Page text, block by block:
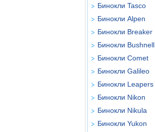
Бинокли Tasco
Бинокли Alpen
Бинокли Breaker
Бинокли Bushnell
Бинокли Comet
Бинокли Galileo
Бинокли Leapers
Бинокли Nikon
Бинокли Nikula
Бинокли Yukon